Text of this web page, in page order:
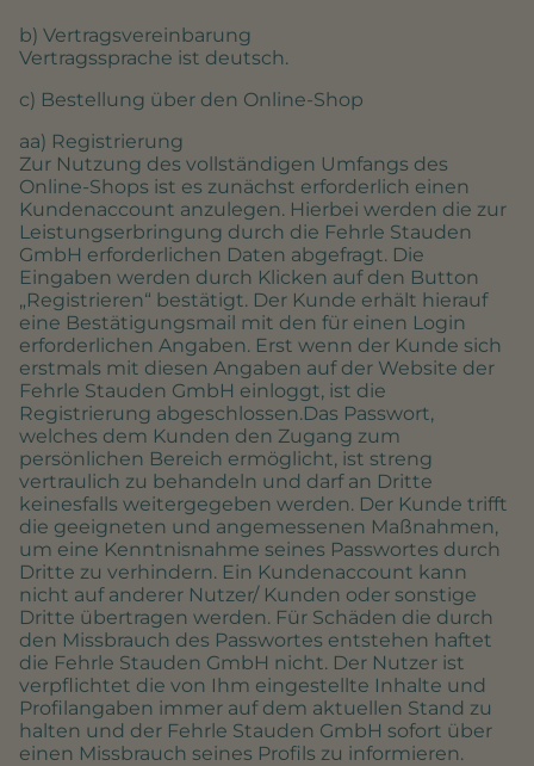
b) Vertragsvereinbarung
Vertragssprache ist deutsch.
c) Bestellung über den Online-Shop
aa) Registrierung
Zur Nutzung des vollständigen Umfangs des
Online-Shops ist es zunächst erforderlich einen
Kundenaccount anzulegen. Hierbei werden die zur
Leistungserbringung durch die Fehrle Stauden
GmbH erforderlichen Daten abgefragt. Die
Eingaben werden durch Klicken auf den Button
„Registrieren“ bestätigt. Der Kunde erhält hierauf
eine Bestätigungsmail mit den für einen Login
erforderlichen Angaben. Erst wenn der Kunde sich
erstmals mit diesen Angaben auf der Website der
Fehrle Stauden GmbH einloggt, ist die
Registrierung abgeschlossen.Das Passwort,
welches dem Kunden den Zugang zum
persönlichen Bereich ermöglicht, ist streng
vertraulich zu behandeln und darf an Dritte
keinesfalls weitergegeben werden. Der Kunde trifft
die geeigneten und angemessenen Maßnahmen,
um eine Kenntnisnahme seines Passwortes durch
Dritte zu verhindern. Ein Kundenaccount kann
nicht auf anderer Nutzer/ Kunden oder sonstige
Dritte übertragen werden. Für Schäden die durch
den Missbrauch des Passwortes entstehen haftet
die Fehrle Stauden GmbH nicht. Der Nutzer ist
verpflichtet die von Ihm eingestellte Inhalte und
Profilangaben immer auf dem aktuellen Stand zu
halten und der Fehrle Stauden GmbH sofort über
einen Missbrauch seines Profils zu informieren.